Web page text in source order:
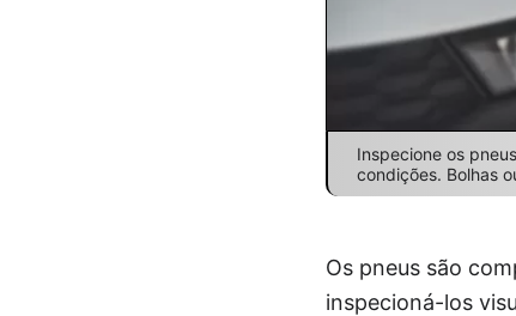
Inspecione os
condições. Bolhas
Os pneus são
inspecioná-los